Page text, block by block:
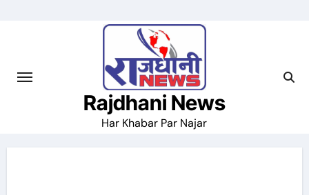
Rajdhani News
Har Khabar Par Najar